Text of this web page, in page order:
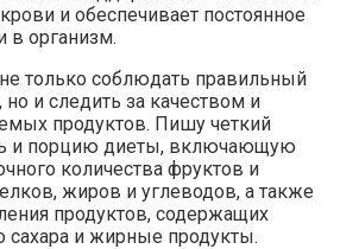
и обеспечивает постоянное
в организм.
только соблюдать правильный
и следить за качеством и
продуктов. Пишу четкий
и порцию диеты, включающую
количества фруктов и
жиров и углеводов, а также
продуктов, содержащих
сахара и жирные продукты.